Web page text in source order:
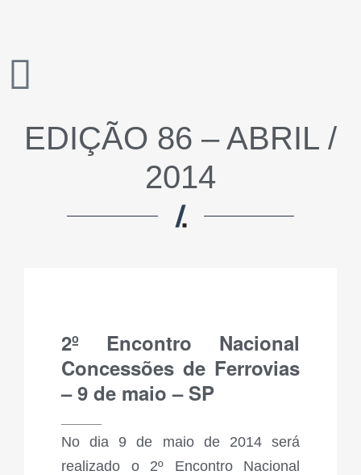
EDIÇÃO 86 – ABRIL /
2014
2º Encontro Nacional
Concessões de Ferrovias
– 9 de maio – SP
No dia 9 de maio de 2014 será
realizado o 2º Encontro Nacional